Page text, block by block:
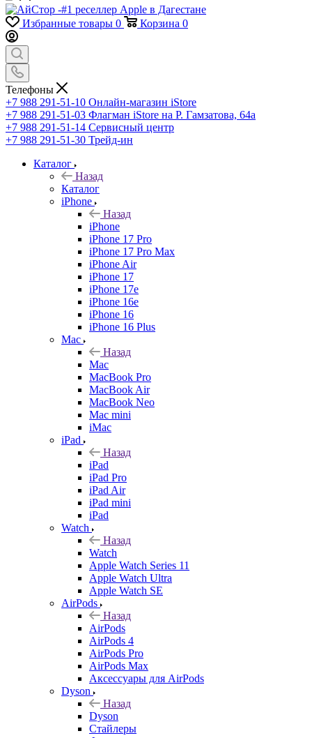
Избранные товары 0 Корзина 0
Телефоны
+7 988 291-51-10 Онлайн-магазин iStore
+7 988 291-51-03 Флагман iStore на Р. Гамзатова, 64а
+7 988 291-51-14 Сервисный центр
+7 988 291-51-30 Трейд-ин
Каталог
Назад
Каталог
iPhone
Назад
iPhone
iPhone 17 Pro
iPhone 17 Pro Max
iPhone Air
iPhone 17
iPhone 17e
iPhone 16e
iPhone 16
iPhone 16 Plus
Mac
Назад
Mac
MacBook Pro
MacBook Air
MacBook Neo
Mac mini
iMac
iPad
Назад
iPad
iPad Pro
iPad Air
iPad mini
iPad
Watch
Назад
Watch
Apple Watch Series 11
Apple Watch Ultra
Apple Watch SE
AirPods
Назад
AirPods
AirPods 4
AirPods Pro
AirPods Max
Аксессуары для AirPods
Dyson
Назад
Dyson
Стайлеры